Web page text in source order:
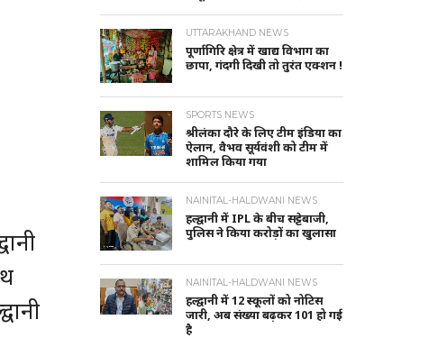
UTTARAKHAND NEWS
पूर्णागिरि क्षेत्र में खाद्य विभाग का
छापा, गंदगी दिखी तो तुरंत एक्शन !
SPORTS NEWS
श्रीलंका दौरे के लिए टीम इंडिया का
ऐलान, वैभव सूर्यवंशी को टीम में
शामिल किया गया
NAINITAL-HALDWANI NEWS
हल्द्वानी में IPL के बीच सट्टेबाजी,
पुलिस ने किया करोड़ों का खुलासा
NAINITAL-HALDWANI NEWS
हल्द्वानी में 12 स्कूलों को नोटिस
जारी, अब संख्या बढ़कर 101 हो गई
है